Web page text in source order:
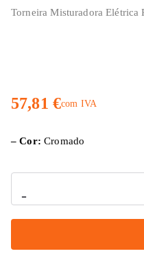
Torneira Misturadora Elétrica
57,81 €com IVA
– Cor: Cromado
-
Torneira